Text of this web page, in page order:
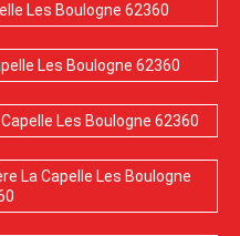
Les Boulogne 62360
Les Boulogne 62360
Les Boulogne 62360
La Capelle Les Boulogne